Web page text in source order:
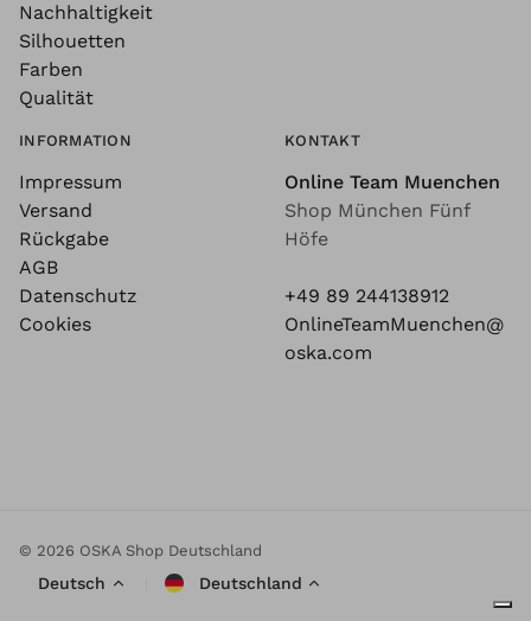
Nachhaltigkeit
Silhouetten
Farben
Qualität
INFORMATION
Impressum
Versand
Rückgabe
AGB
Datenschutz
Cookies
KONTAKT
Online Team Muenchen
Shop München Fünf
Höfe
+49 89 244138912
OnlineTeamMuenchen@
oska.com
© 2026 OSKA Shop Deutschland
Deutsch Deutschland